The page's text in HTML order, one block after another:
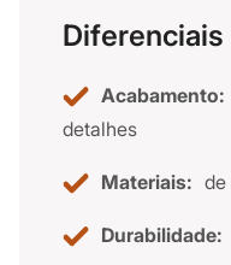
Acabamento:
detalhes
Materiais: de
Durabilidade: